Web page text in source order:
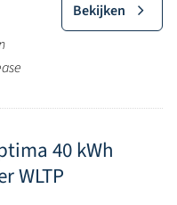
Bekijken
40 kWh
WLTP